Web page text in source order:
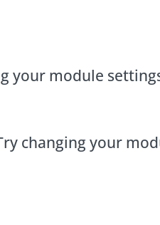
your module
changing your